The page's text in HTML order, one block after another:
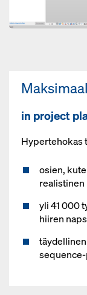
in project
Hypertehokas
osien,
realistinen
yli 41 000
hiiren